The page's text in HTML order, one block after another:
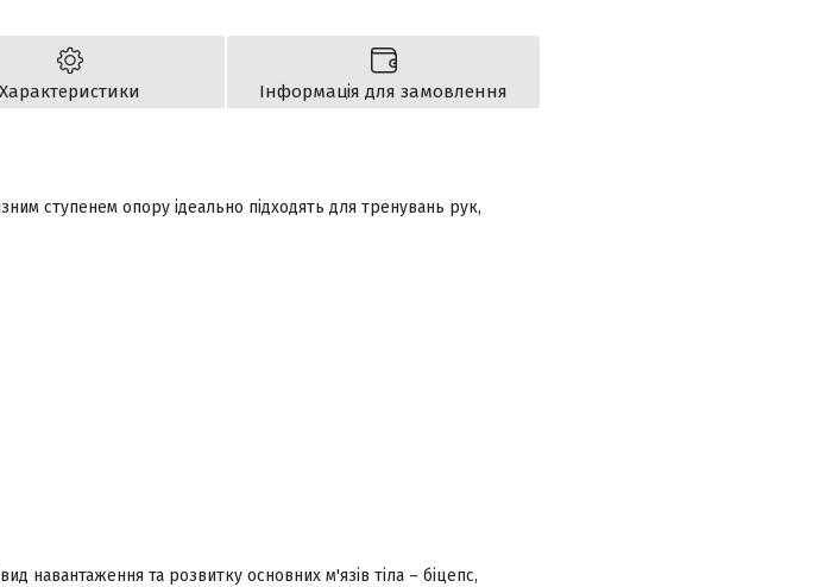
Характеристики Інформація для замовлення
ступенем опору ідеально підходять для тренувань рук,
навантаження та розвитку основних м'язів тіла – біцепс,